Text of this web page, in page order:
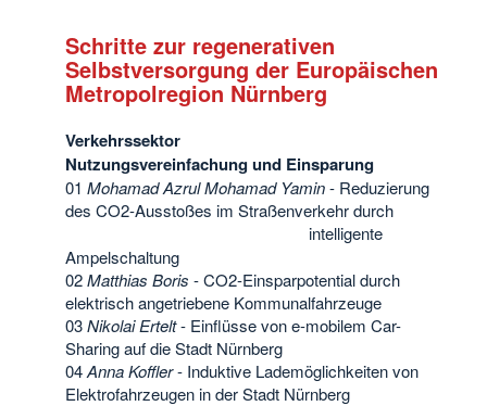
Schritte zur regenerativen
Selbstversorgung der Europäischen
Metropolregion Nürnberg
Verkehrssektor
Nutzungsvereinfachung und Einsparung
01 Mohamad Azrul Mohamad Yamin- Reduzierung
des CO2-Ausstoßes im Straßenverkehr durch
intelligente
Ampelschaltung
02Matthias Boris - CO2-Einsparpotential durch
elektrisch angetriebene Kommunalfahrzeuge
03Nikolai Ertelt- Einflüsse von e-mobilem Car-
Sharing auf die Stadt Nürnberg
04Anna Koffler- Induktive Lademöglichkeiten von
Elektrofahrzeugen in der Stadt Nürnberg